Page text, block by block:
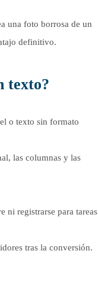
una foto borrosa de un
definitivo.
texto?
o texto sin formato
las columnas y las
ni registrarse para tareas
tras la conversión.